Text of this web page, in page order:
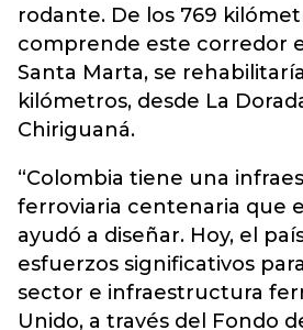
rodante. De los 769
comprende este corredor
Santa Marta, se
kilómetros, desde La
Chiriguaná.
“Colombia tiene una
ferroviaria centenaria que
ayudó a diseñar. Hoy, el
esfuerzos significativos
sector e infraestructura
Unido, a través del Fondo